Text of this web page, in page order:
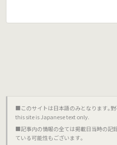
■このサイトは日本語のみとなります｡
this site is Japanese text only.
■記事内の情報の全ては掲載日当時の記
ている可能性もございます｡